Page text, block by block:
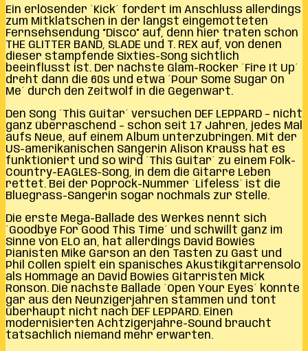
Ein erlösender ´Kick´ fordert im Anschluss allerdings
zum Mitklatschen in der längst eingemotteten
Fernsehsendung “Disco” auf, denn hier traten schon
THE GLITTER BAND, SLADE und T. REX auf, von denen
dieser stampfende Sixties-Song sichtlich
beeinflusst ist. Der nächste Glam-Rocker ´Fire It Up´
dreht dann die 60s und etwa ´Pour Some Sugar On
Me´ durch den Zeitwolf in die Gegenwart.
Den Song ´This Guitar´ versuchen DEF LEPPARD – nicht
ganz überraschend – schon seit 17 Jahren, jedes Mal
aufs Neue, auf einem Album unterzubringen. Mit der
US-amerikanischen Sängerin Alison Krauss hat es
funktioniert und so wird ´This Guitar´ zu einem Folk-
Country-EAGLES-Song, in dem die Gitarre Leben
rettet. Bei der Poprock-Nummer ´Lifeless´ ist die
Bluegrass-Sängerin sogar nochmals zur Stelle.
Die erste Mega-Ballade des Werkes nennt sich
´Goodbye For Good This Time´ und schwillt ganz im
Sinne von ELO an, hat allerdings David Bowies
Pianisten Mike Garson an den Tasten zu Gast und
Phil Collen spielt ein spanisches Akustikgitarrensolo
als Hommage an David Bowies Gitarristen Mick
Ronson. Die nächste Ballade ´Open Your Eyes´ könnte
gar aus den Neunzigerjahren stammen und tönt
überhaupt nicht nach DEF LEPPARD. Einen
modernisierten Achtzigerjahre-Sound braucht
tatsächlich niemand mehr erwarten.